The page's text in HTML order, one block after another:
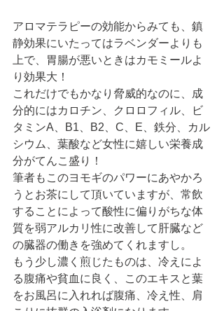
アロマテラピーの効能からみても、鎮
静効果にいたってはラベンダーよりも
上で、胃腸が悪いときはカモミールよ
り効果大！
これだけでもかなり脅威的なのに、成
分的にはカロチン、クロロフィル、ビ
タミンA、B1、B2、C、E、鉄分、カル
シウム、葉酸など女性に嬉しい栄養成
分がてんこ盛り！
筆者もこのヨモギのパワーにあやかろ
うとお茶にして頂いていますが、常飲
することによって酸性に偏りがちな体
質を弱アルカリ性に改善して肝臓など
の臓器の働きを強めてくれますし。
もう少し濃く煎じたものは、冷えによ
る腹痛や貧血に良く、このエキスと葉
をお風呂に入れれば腹痛、冷え性、肩